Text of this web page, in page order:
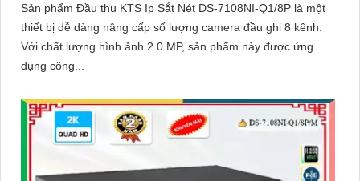
Sản phẩm Đầu thu KTS Ip Sắt Nét DS-7108NI-Q1/8P là một
thiết bị dễ dàng nâng cấp số lượng camera đầu ghi 8 kênh.
Với chất lượng hình ảnh 2.0 MP, sản phẩm này được ứng
dụng công...